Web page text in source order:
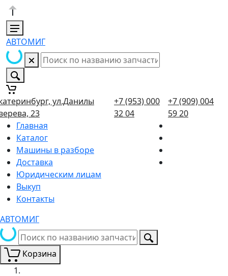
АВТОМИГ
ул.Данилы
23
+7 (953) 000
32 04
+7 (909) 004
59 20
Главная
Каталог
Машины в разборе
Доставка
Юридическим лицам
Выкуп
Контакты
АВТОМИГ
Корзина